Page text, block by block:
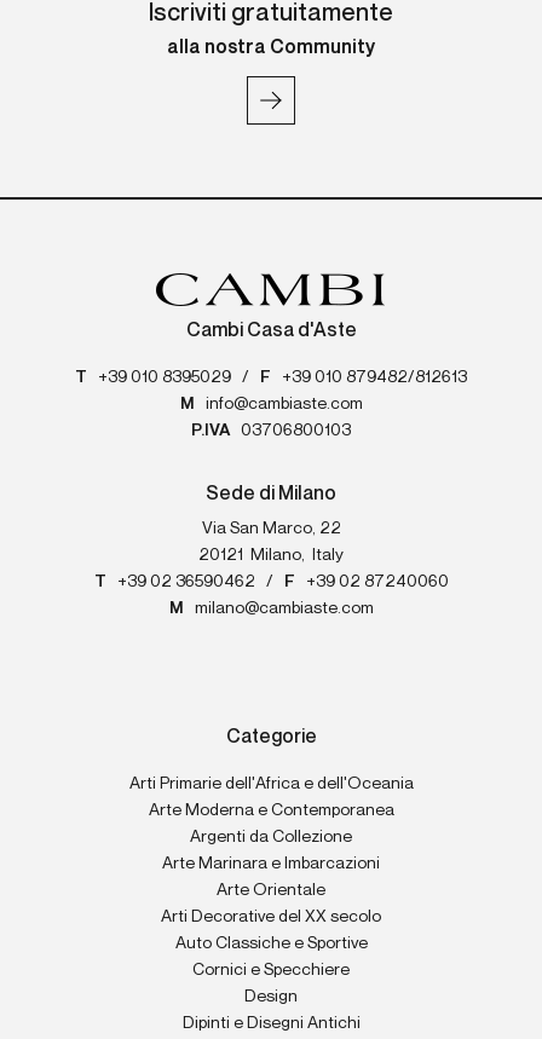
Iscriviti gratuitamente
alla nostra Community
Cambi Casa d'Aste
T +39 010 8395029 / F
+39 010 879482/812613
M
info@cambiaste.com
P.IVA
03706800103
Sede di Milano
Via San Marco, 22
20121
Milano
Italy
T
+39 02 36590462 / F
+39 02 87240060
M
milano@cambiaste.com
Categorie
Arti Primarie dell'Africa e dell'Oceania
Arte Moderna e Contemporanea
Argenti da Collezione
Arte Marinara e Imbarcazioni
Arte Orientale
Arti Decorative del XX secolo
Auto Classiche e Sportive
Cornici e Specchiere
Design
Dipinti e Disegni Antichi